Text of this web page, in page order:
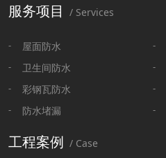
服务项目 / Services
屋面防水
卫生间防水
彩钢瓦防水
防水堵漏
工程案例 / Case